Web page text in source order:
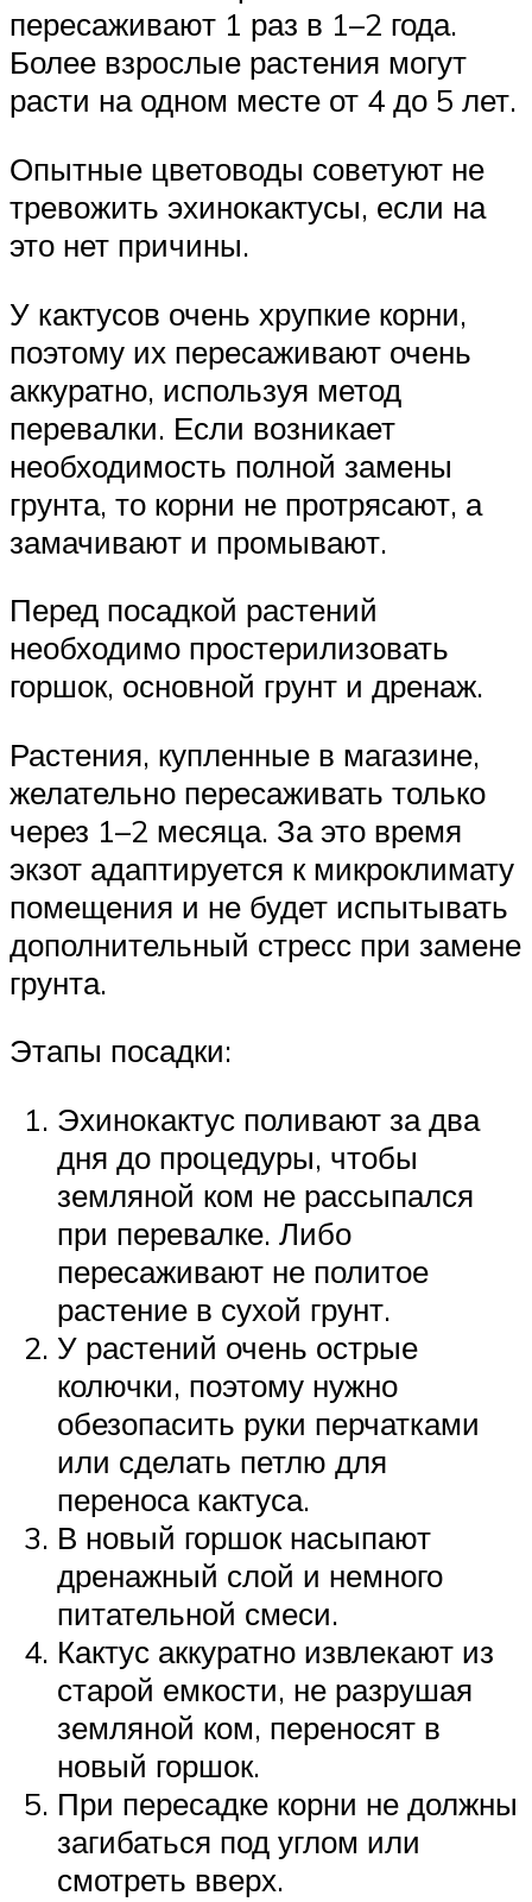
пересаживают 1 раз в 1–2 года.
Более взрослые растения могут
расти на одном месте от 4 до 5 лет.
Опытные цветоводы советуют не
тревожить эхинокактусы, если на
это нет причины.
У кактусов очень хрупкие корни,
поэтому их пересаживают очень
аккуратно, используя метод
перевалки. Если возникает
необходимость полной замены
грунта, то корни не протрясают, а
замачивают и промывают.
Перед посадкой растений
необходимо простерилизовать
горшок, основной грунт и дренаж.
Растения, купленные в магазине,
желательно пересаживать только
через 1–2 месяца. За это время
экзот адаптируется к микроклимату
помещения и не будет испытывать
дополнительный стресс при замене
грунта.
Этапы посадки:
Эхинокактус поливают за два
дня до процедуры, чтобы
земляной ком не рассыпался
при перевалке. Либо
пересаживают не политое
растение в сухой грунт.
У растений очень острые
колючки, поэтому нужно
обезопасить руки перчатками
или сделать петлю для
переноса кактуса.
В новый горшок насыпают
дренажный слой и немного
питательной смеси.
Кактус аккуратно извлекают из
старой емкости, не разрушая
земляной ком, переносят в
новый горшок.
При пересадке корни не должны
загибаться под углом или
смотреть вверх.